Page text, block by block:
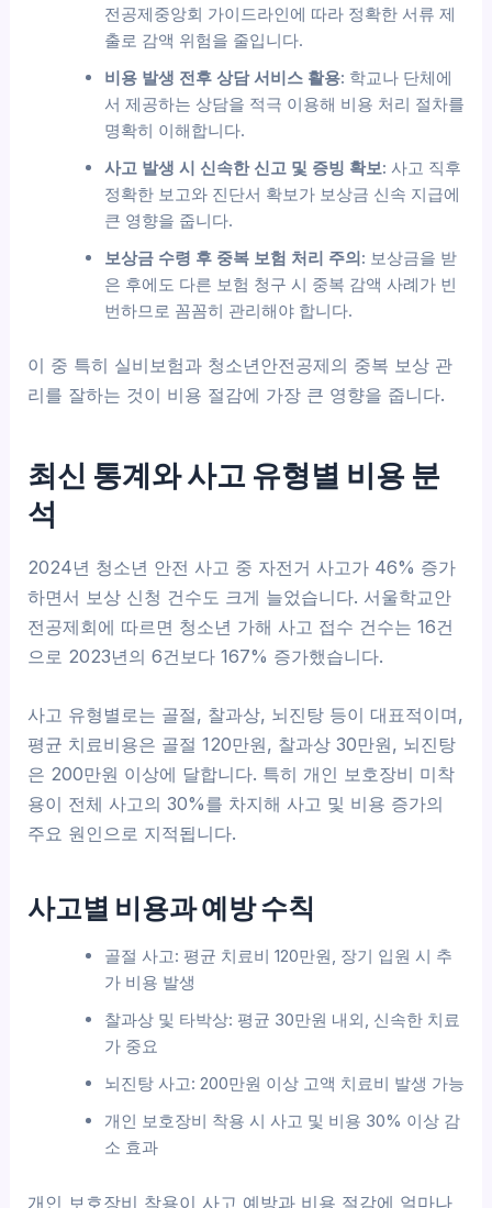
전공제중앙회 가이드라인에 따라 정확한 서류 제
출로 감액 위험을 줄입니다.
비용 발생 전후 상담 서비스 활용: 학교나 단체에
서 제공하는 상담을 적극 이용해 비용 처리 절차를
명확히 이해합니다.
사고 발생 시 신속한 신고 및 증빙 확보: 사고 직후
정확한 보고와 진단서 확보가 보상금 신속 지급에
큰 영향을 줍니다.
보상금 수령 후 중복 보험 처리 주의: 보상금을 받
은 후에도 다른 보험 청구 시 중복 감액 사례가 빈
번하므로 꼼꼼히 관리해야 합니다.
이 중 특히 실비보험과 청소년안전공제의 중복 보상 관
리를 잘하는 것이 비용 절감에 가장 큰 영향을 줍니다.
최신 통계와 사고 유형별 비용 분
석
2024년 청소년 안전 사고 중 자전거 사고가 46% 증가
하면서 보상 신청 건수도 크게 늘었습니다. 서울학교안
전공제회에 따르면 청소년 가해 사고 접수 건수는 16건
으로 2023년의 6건보다 167% 증가했습니다.
사고 유형별로는 골절, 찰과상, 뇌진탕 등이 대표적이며,
평균 치료비용은 골절 120만원, 찰과상 30만원, 뇌진탕
은 200만원 이상에 달합니다. 특히 개인 보호장비 미착
용이 전체 사고의 30%를 차지해 사고 및 비용 증가의
주요 원인으로 지적됩니다.
사고별 비용과 예방 수칙
골절 사고: 평균 치료비 120만원, 장기 입원 시 추
가 비용 발생
찰과상 및 타박상: 평균 30만원 내외, 신속한 치료
가 중요
뇌진탕 사고: 200만원 이상 고액 치료비 발생 가능
개인 보호장비 착용 시 사고 및 비용 30% 이상 감
소 효과
개인 보호장비 착용이 사고 예방과 비용 절감에 얼마나